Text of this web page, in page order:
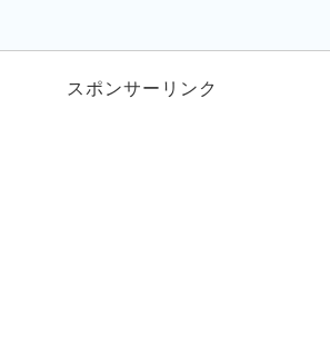
スポンサーリンク